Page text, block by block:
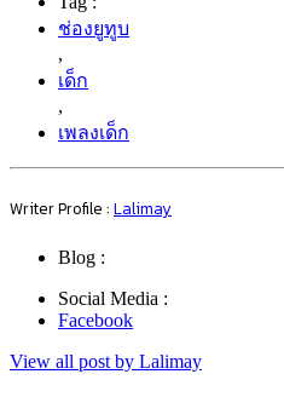
ช่องยูทูบ
,
เด็ก
,
เพลงเด็ก
Writer Profile : Lalimay
Blog :
Social Media :
Facebook
View all post by Lalimay